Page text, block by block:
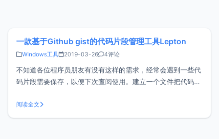
一款基于Github gist的代码片段管理工具Lepton
Windows工具 2019-03-26 4评论
不知道各位程序员朋友有没有这样的需求，经常会遇到一些代
码片段需要保存，以便下次查阅使用。建立一个文件把代码粘
同的管理方法，但xiaoz认为专业的事应该交给专业的工具来
做，Github可以用来托管代码，而Github gist则可以用来保存
阅读全文